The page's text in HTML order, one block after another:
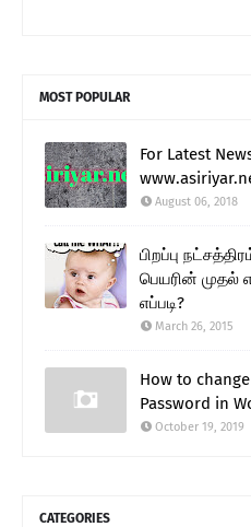
MOST POPULAR
For Latest
August 06, 2018
பிறப்பு
பெயரின் முதல்
எப்படி?
March 26, 2015
How to
Password in
October 19, 2019
CATEGORIES